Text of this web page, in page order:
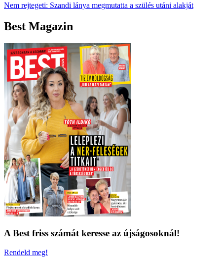
Nem rejtegeti: Szandi lánya megmutatta a szülés utáni alakját
Best Magazin
A Best friss számát keresse az újságosoknál!
Rendeld meg!